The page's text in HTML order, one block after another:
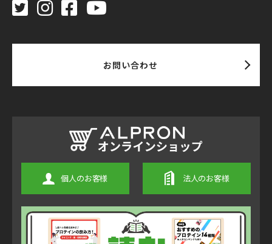
お問い合わせ
個人のお客様 法人のお客様